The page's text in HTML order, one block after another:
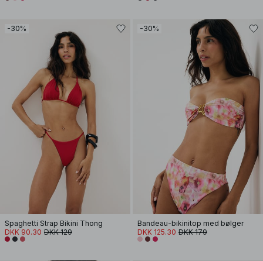
-30%
Spaghetti Strap Bikini Thong
DKK 90.30 DKK 129
-30%
Bandeau-bikinitop med bølger
DKK 125.30 DKK 179